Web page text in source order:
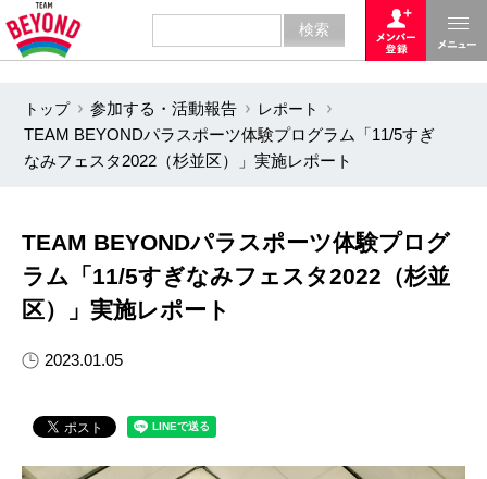
トップ 参加する・活動報告
レポート
TEAM BEYONDパラスポーツ体験プログラム「11/5すぎ
なみフェスタ2022（杉並区）」実施レポート
TEAM BEYONDパラスポーツ体験プログ
ラム「11/5すぎなみフェスタ2022（杉並
区）」実施レポート
2023.01.05